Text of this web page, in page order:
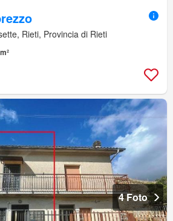
Rieti, Provincia di Rieti
4 Foto